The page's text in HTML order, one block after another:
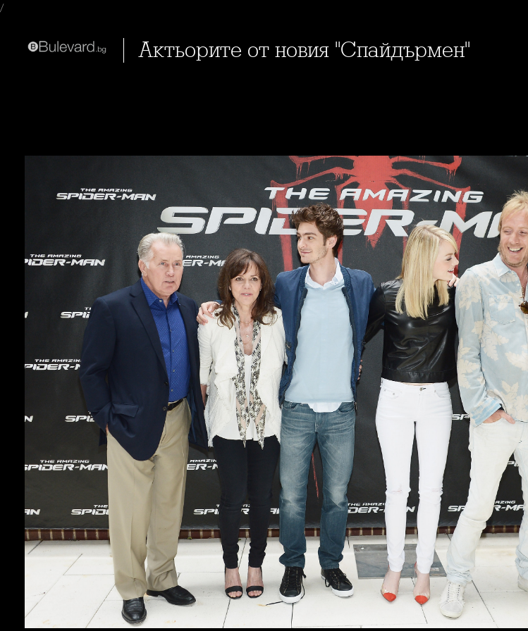
/
Актьорите от новия "Спайдърмен"